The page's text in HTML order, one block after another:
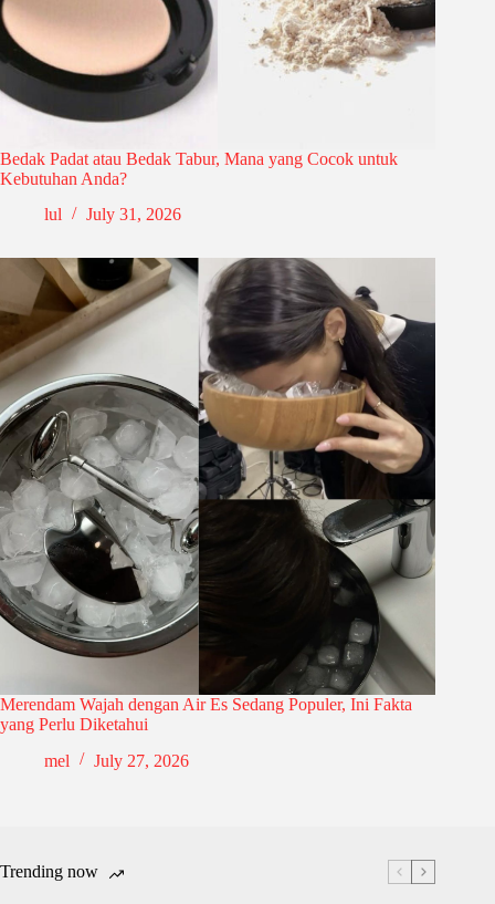
Bedak Padat atau Bedak Tabur, Mana yang Cocok untuk
Kebutuhan Anda?
lul
July 31, 2026
Merendam Wajah dengan Air Es Sedang Populer, Ini Fakta
yang Perlu Diketahui
mel
July 27, 2026
Trending now